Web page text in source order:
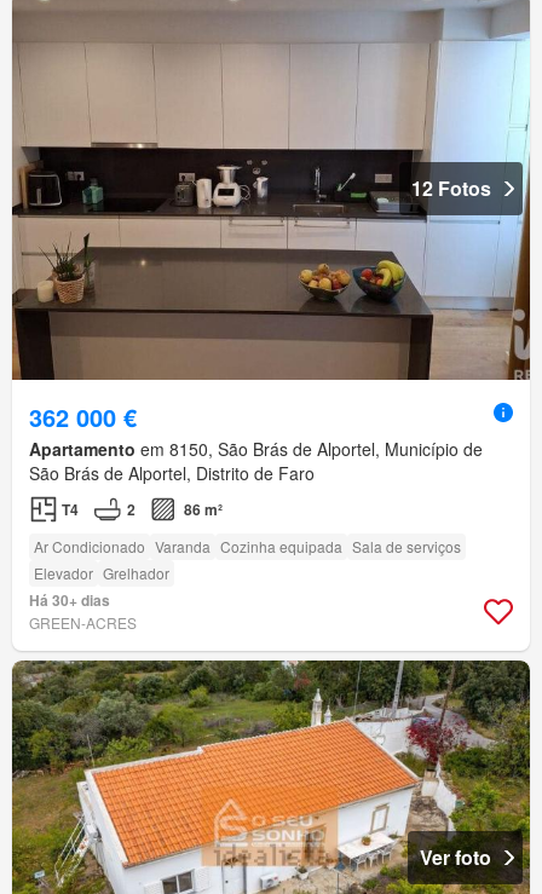
12 Fotos
362 000 €
Apartamento em 8150, São Brás de Alportel, Município de
São Brás de Alportel, Distrito de Faro
T4 2 86 m²
Ar Condicionado Varanda Cozinha equipada Sala de serviços
Elevador Grelhador
Há 30+ dias
GREEN-ACRES
Ver foto